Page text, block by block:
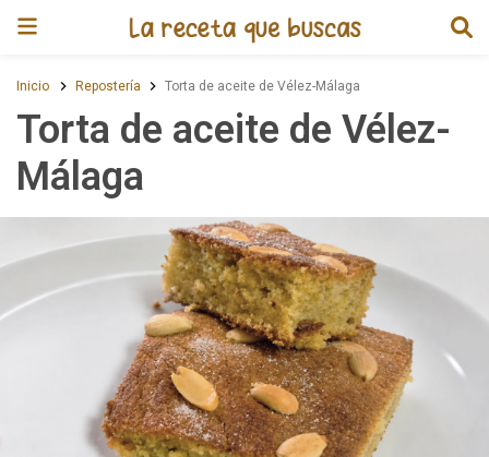
Inicio Repostería Torta de aceite de Vélez-Málaga
Torta de aceite de Vélez-
Málaga